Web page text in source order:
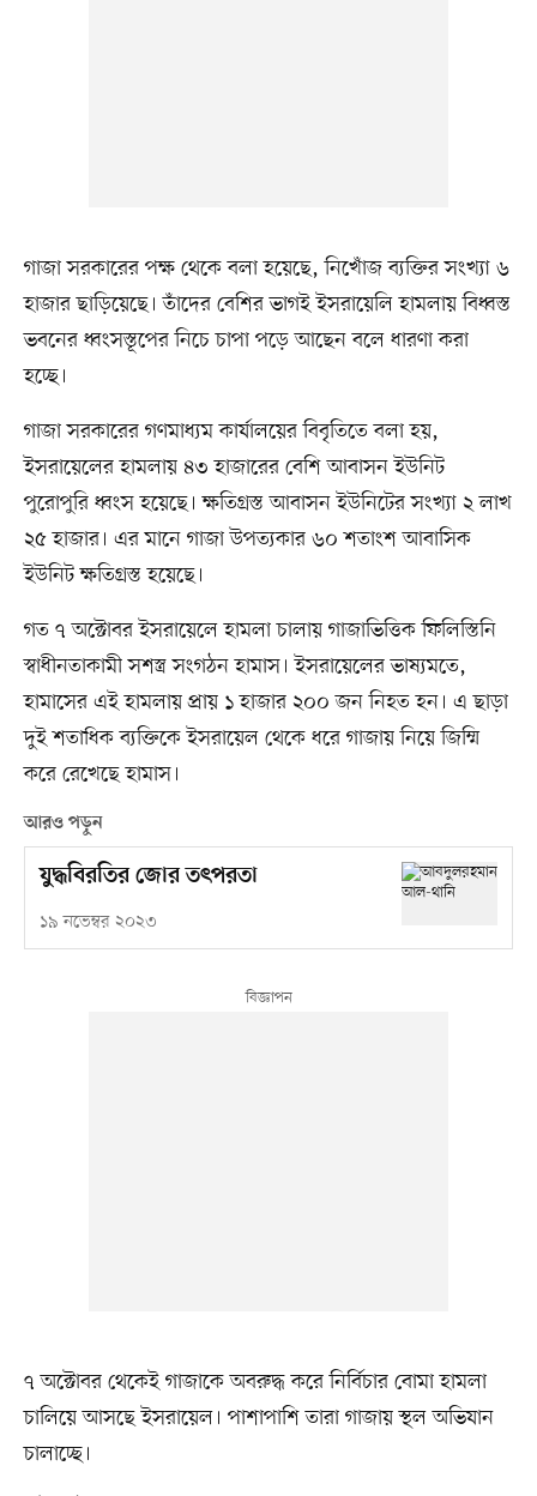
গাজা সরকারের পক্ষ থেকে বলা হয়েছে, নিখোঁজ ব্যক্তির সংখ্যা ৬
হাজার ছাড়িয়েছে। তাঁদের বেশির ভাগই ইসরায়েলি হামলায় বিধ্বস্ত
ভবনের ধ্বংসস্তূপের নিচে চাপা পড়ে আছেন বলে ধারণা করা
হচ্ছে।
গাজা সরকারের গণমাধ্যম কার্যালয়ের বিবৃতিতে বলা হয়,
ইসরায়েলের হামলায় ৪৩ হাজারের বেশি আবাসন ইউনিট
পুরোপুরি ধ্বংস হয়েছে। ক্ষতিগ্রস্ত আবাসন ইউনিটের সংখ্যা ২ লাখ
২৫ হাজার। এর মানে গাজা উপত্যকার ৬০ শতাংশ আবাসিক
ইউনিট ক্ষতিগ্রস্ত হয়েছে।
গত ৭ অক্টোবর ইসরায়েলে হামলা চালায় গাজাভিত্তিক ফিলিস্তিনি
স্বাধীনতাকামী সশস্ত্র সংগঠন হামাস। ইসরায়েলের ভাষ্যমতে,
হামাসের এই হামলায় প্রায় ১ হাজার ২০০ জন নিহত হন। এ ছাড়া
দুই শতাধিক ব্যক্তিকে ইসরায়েল থেকে ধরে গাজায় নিয়ে জিম্মি
করে রেখেছে হামাস।
আরও পড়ুন
যুদ্ধবিরতির জোর তৎপরতা
১৯ নভেম্বর ২০২৩
৭ অক্টোবর থেকেই গাজাকে অবরুদ্ধ করে নির্বিচার বোমা হামলা
চালিয়ে আসছে ইসরায়েল। পাশাপাশি তারা গাজায় স্থল অভিযান
চালাচ্ছে।